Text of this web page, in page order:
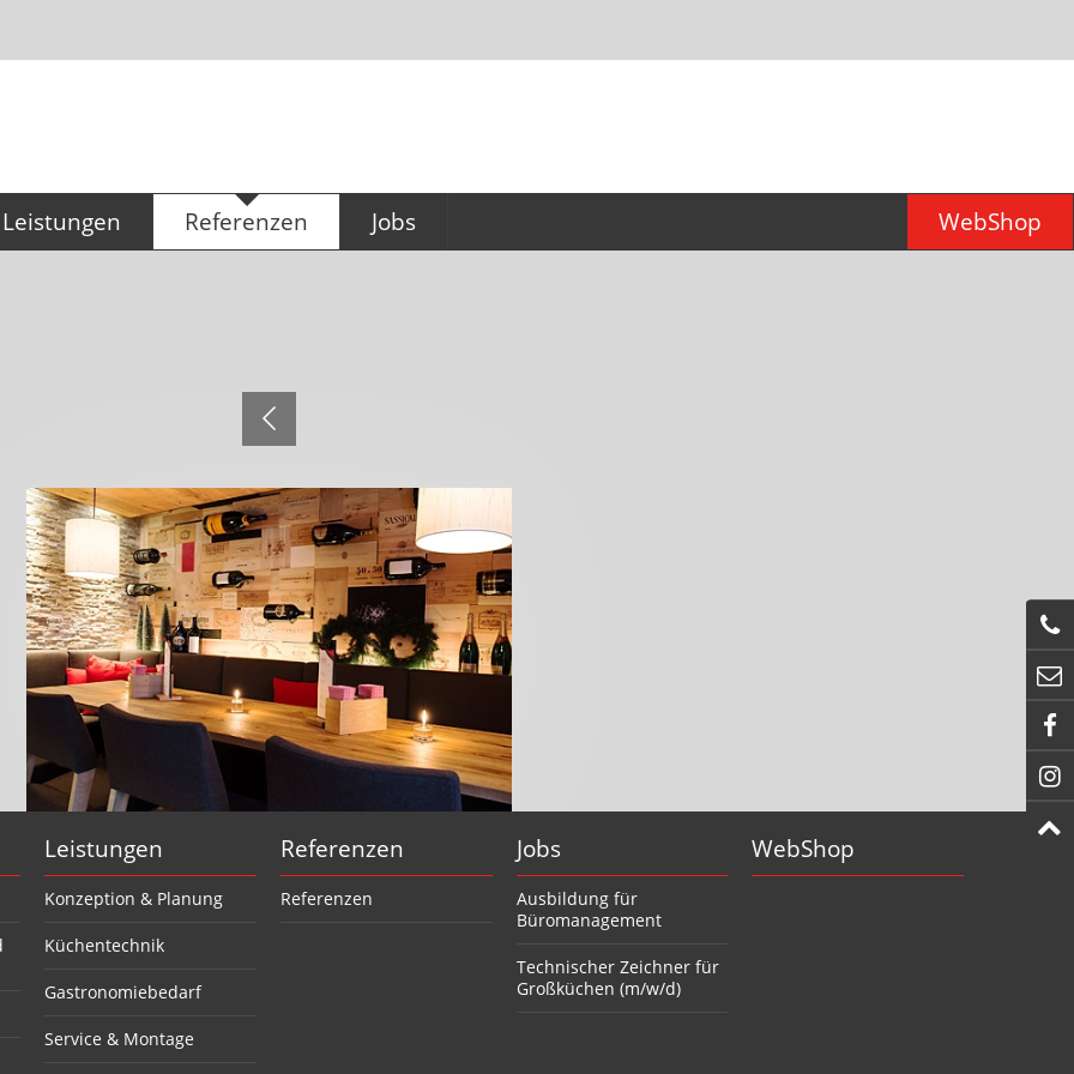
Leistungen Referenzen Jobs WebShop
Leistungen
Konzeption & Planung
Küchentechnik
Gastronomiebedarf
Service & Montage
Referenzen
Referenzen
Jobs
Ausbildung für
Büromanagement
Technischer Zeichner für
Großküchen (m/w/d)
WebShop